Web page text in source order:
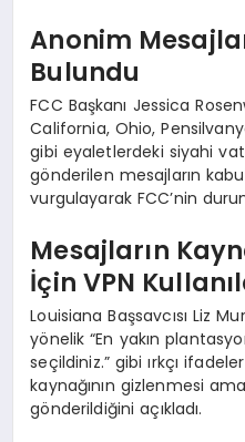
Anonim
Bulundu
FCC Başkanı Jessica
California, Ohio,
gibi eyaletlerdeki siyahi
gönderilen mesajların
vurgulayarak FCC’nin
Mesajların
İçin VPN
Louisiana Başsavcısı Liz
yönelik “En yakın
seçildiniz.” gibi ırkçı
kaynağının gizlenmesi
gönderildiğini açıkladı.